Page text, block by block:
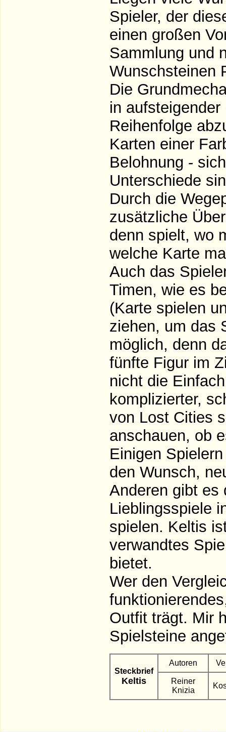
Spieler, der
einen großen
Sammlung und
Wunschsteinen
Die
in
Reihenfolge
Karten einer
Belohnung -
Unterschiede
Durch die
zusätzliche
denn spielt, wo
welche Karte
Auch das
Timen, wie es
(Karte spielen
ziehen, um das
möglich, denn
fünfte Figur im
nicht die
komplizierter,
von Lost Cities
anschauen, ob
Einigen
den Wunsch,
Anderen gibt es
Lieblingsspiele
spielen. Keltis
verwandtes
bietet.
Wer den
Outfit trägt. Mir
Spielsteine
Steckbrief
Keltis
Autoren
Reiner
Knizia